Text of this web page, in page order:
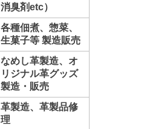
消臭剤etc）
各種佃煮、惣菜、
生菓子等 製造販売
なめし革製造、オ
リジナル革グッズ
製造・販売
革製造、革製品修
理